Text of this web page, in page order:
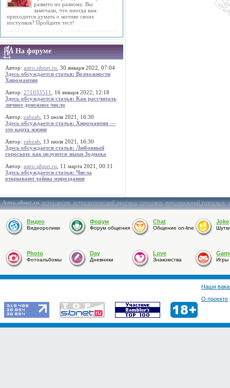
развито по разному. Вы
замечали, что иногда вам
приходится думать о мотиве своих
поступков? Пройдите тест!
На форуме
Автор: astro.sibnet.ru , 30 января 2022, 07:04
Здесь обсуждается статья: Возможности
Хиромантии
Автор: 271033511
, 16 января 2022, 12:18
Здесь обсуждается статья: Как рассчитать
личное денежное число
Автор: zabzab , 13 июля 2021, 16:30
Здесь обсуждается статья: Хиромантия —
это карта жизни
Автор: zabzab , 13 июля 2021, 16:30
Здесь обсуждается статья: Любовный
гороскоп: как целуются знаки Зодиака
Автор: astro.sibnet.ru , 11 марта 2021, 00:11
Здесь обсуждается статья: Числа
открывают тайны мироздания
Astro.sibnet.ru:астрология,астрологический прогноз,гороскоп,персональный гороскоп,
Видео
Видеоролики
Форум
Форум общения
Chat
Общение on-line
Joke
Photo
Фотоальбомы
Day
Дневники
Love
Знакомства Игры
Наши
О проекте